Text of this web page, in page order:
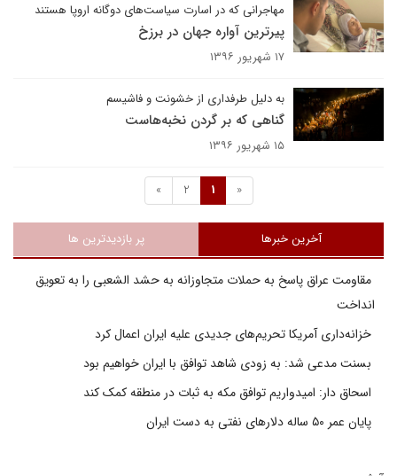
مهاجرانی که در اسارت سیاست‌های دوگانه اروپا هستند
پیرترین آواره جهان در برزخ
۱۷ شهریور ۱۳۹۶
به دلیل طرفداری از خشونت و فاشیسم
گناهی که بر گردن نخبه‌هاست
۱۵ شهریور ۱۳۹۶
«
1
2
»
آخرین خبرها پر بازدیدترین ها
مقاومت عراق پاسخ به حملات متجاوزانه به حشد الشعبی را به تعویق
انداخت
خزانه‌داری آمریکا تحریم‌های جدیدی علیه ایران اعمال کرد
بسنت مدعی شد: به زودی شاهد توافق با ایران خواهیم بود
اسحاق دار: امیدواریم توافق مکه به ثبات در منطقه کمک کند
پایان عمر ۵۰ ساله دلارهای نفتی به دست ایران